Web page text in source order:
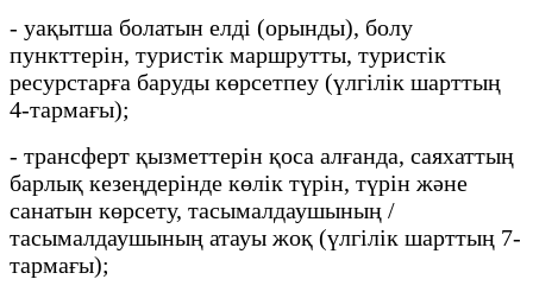
- уақытша болатын елді (орынды), болу
пункттерін, туристік маршрутты, туристік
ресурстарға баруды көрсетпеу (үлгілік шарттың
4-тармағы);
- трансферт қызметтерін қоса алғанда, саяхаттың
барлық кезеңдерінде көлік түрін, түрін және
санатын көрсету, тасымалдаушының /
тасымалдаушының атауы жоқ (үлгілік шарттың 7-
тармағы);